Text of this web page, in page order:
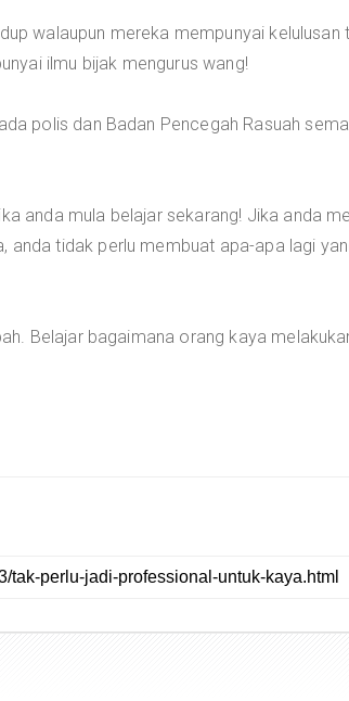
walaupun mereka mempunyai kelulusan
ilmu bijak mengurus wang!
polis dan Badan Pencegah Rasuah
anda mula belajar sekarang! Jika anda
anda tidak perlu membuat apa-apa lagi
Belajar bagaimana orang kaya